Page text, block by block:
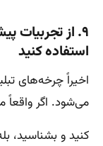
۹. از
استفاده کنید
اخیراً چرخه‌های
می‌شود. اگر واقعاً
کنید و بشناسید،